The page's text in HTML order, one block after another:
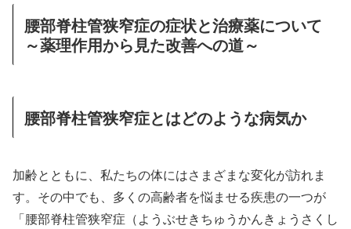
腰部脊柱管狭窄症の症状と治療薬について
～薬理作用から見た改善への道～
腰部脊柱管狭窄症とはどのような病気か
加齢とともに、私たちの体にはさまざまな変化が訪れま
す。その中でも、多くの高齢者を悩ませる疾患の一つが
「腰部脊柱管狭窄症（ようぶせきちゅうかんきょうさくし